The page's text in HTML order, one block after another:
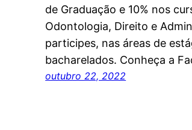
de Graduação e 10% nos
Odontologia, Direito e
participes, nas áreas de
bacharelados. Conheça a
outubro 22, 2022